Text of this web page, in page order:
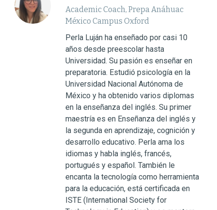
Academic Coach, Prepa Anáhuac
México Campus Oxford
Perla Luján ha enseñado por casi 10
años desde preescolar hasta
Universidad. Su pasión es enseñar en
preparatoria. Estudió psicología en la
Universidad Nacional Autónoma de
México y ha obtenido varios diplomas
en la enseñanza del inglés. Su primer
maestría es en Enseñanza del inglés y
la segunda en aprendizaje, cognición y
desarrollo educativo. Perla ama los
idiomas y habla inglés, francés,
portugués y español. También le
encanta la tecnología como herramienta
para la educación, está certificada en
ISTE (International Society for